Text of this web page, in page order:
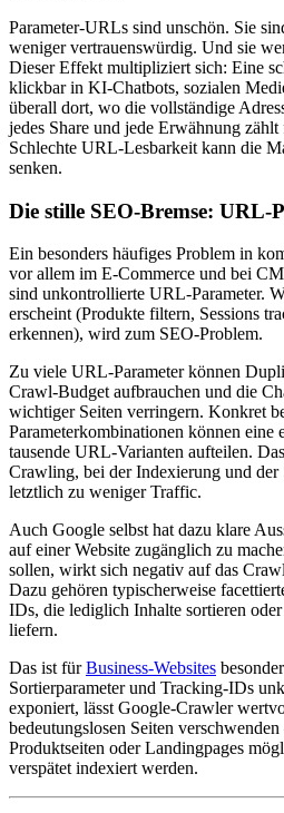
Parameter-URLs sind unschön. Sie
weniger vertrauenswürdig. Und sie
Dieser Effekt multipliziert sich: Eine
klickbar in KI-Chatbots, sozialen
überall dort, wo die vollständige
jedes Share und jede Erwähnung
Schlechte URL-Lesbarkeit kann die
senken.
Die stille SEO-Bremse: URL-
Ein besonders häufiges Problem in
vor allem im E-Commerce und bei
sind unkontrollierte URL-Parameter.
erscheint (Produkte filtern, Sessions
erkennen), wird zum SEO-Problem.
Zu viele URL-Parameter können
Crawl-Budget aufbrauchen und die
wichtiger Seiten verringern. Konkret
Parameterkombinationen können eine
tausende URL-Varianten aufteilen.
Crawling, bei der Indexierung und
letztlich zu weniger Traffic.
Auch Google selbst hat dazu klare
auf einer Website zugänglich zu
sollen, wirkt sich negativ auf das
Dazu gehören typischerweise
IDs, die lediglich Inhalte sortieren
liefern.
Das ist fürBusiness-Websites
Sortierparameter und Tracking-IDs
exponiert, lässt Google-Crawler
bedeutungslosen Seiten
Produktseiten oder Landingpages
verspätet indexiert werden.